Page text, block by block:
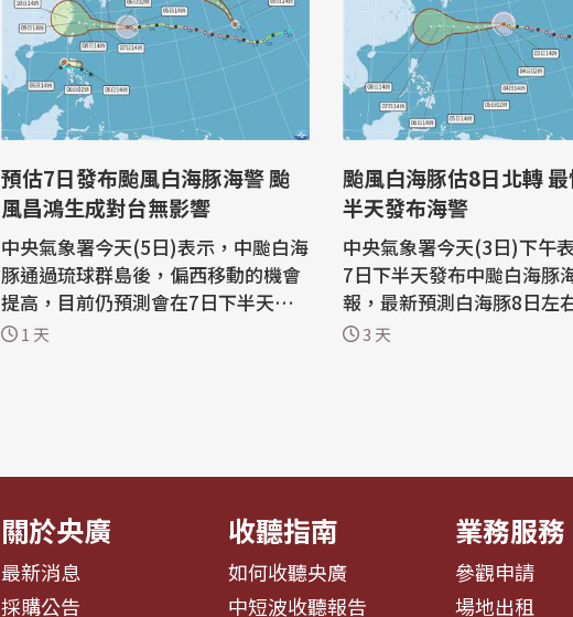
預估7日發布颱風白海豚海警 颱
風昌鴻生成對台無影響
中央氣象署今天(5日)表示，中颱白海
豚通過琉球群島後，偏西移動的機會
提高，目前仍預測會在7日下半天發
布海上颱風警報，8至10日距離台灣
1 天
颱風白海豚估8日北轉 最快7日下
半天發布海警
中央氣象署今天(3日)下午
7日下半天發布中颱白海豚
報，最新預測白海豚8日左
逐漸北轉，8日至10日是對
3 天
關於央廣
最新消息
採購公告
收聽指南
如何收聽央廣
中短波收聽報告
業務服務
參觀申請
場地出租